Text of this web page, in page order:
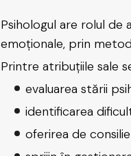
Psihologul are rolul
emoționale, prin
Printre atribuțiile sale
evaluarea stării
identificarea
oferirea de